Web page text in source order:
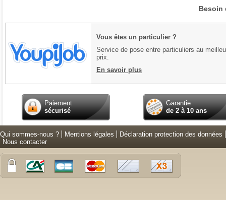
Besoin
Vous êtes un particulier ?
Service de pose entre particuliers au
prix.
En savoir plus
Paiement
sécurisé
Garantie
de 2 à 10 ans
Qui sommes-nous ? Mentions légales
Déclaration protection des données
Nous contacter